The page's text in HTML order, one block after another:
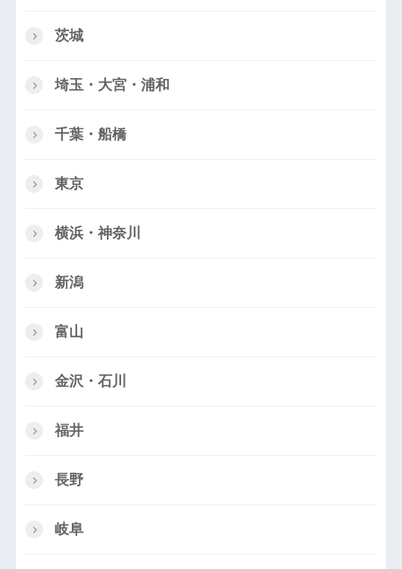
茨城
埼玉・大宮・浦和
千葉・船橋
東京
横浜・神奈川
新潟
富山
金沢・石川
福井
長野
岐阜